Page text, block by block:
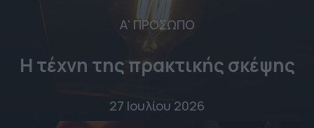
Α' ΠΡΟΣΩΠΟ
Η τέχνη της πρακτικής σκέψης
27 Ιουλίου 2026